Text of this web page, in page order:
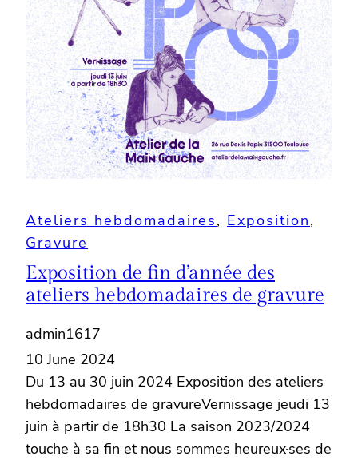
Ateliers hebdomadaires, Exposition
Gravure
Exposition de fin d’année des
ateliers hebdomadaires de gravure
admin1617
10 June 2024
Du 13 au 30 juin 2024 Exposition des ateliers
hebdomadaires de gravureVernissage jeudi 13
juin à partir de 18h30 La saison 2023/2024
touche à sa fin et nous sommes heureux·ses de